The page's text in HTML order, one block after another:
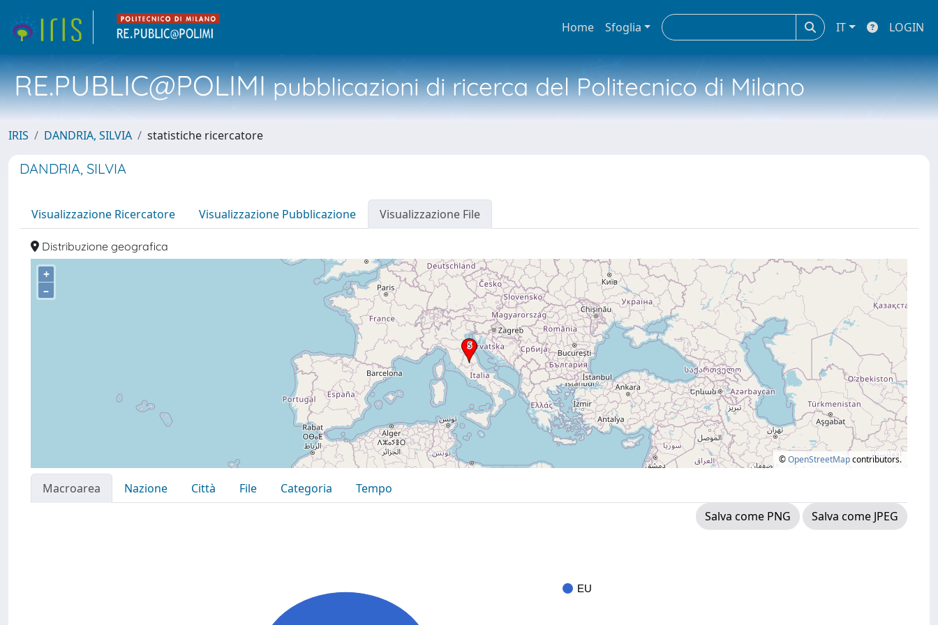
Home Sfoglia IT LOGIN
RE.PUBLIC@POLIMIpubblicazioni di ricerca del Politecnico di Milano
IRIS DANDRIA, SILVIA statistiche ricercatore
DANDRIA, SILVIA
Visualizzazione Ricercatore Visualizzazione Pubblicazione Visualizzazione File
Distribuzione geografica
+
–
©OpenStreetMapcontributors.
Macroarea Nazione Città File Categoria
Tempo
Salva come PNG
Salva come JPEG
EU